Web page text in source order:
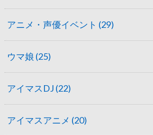
アニメ・声優イベント (29)
ウマ娘 (25)
アイマスDJ (22)
アイマスアニメ (20)